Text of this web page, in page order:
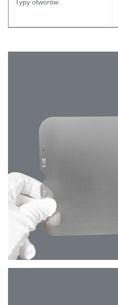
Typy otworów
Tolerancja
Wykończenia powierzchni
Tworzywo